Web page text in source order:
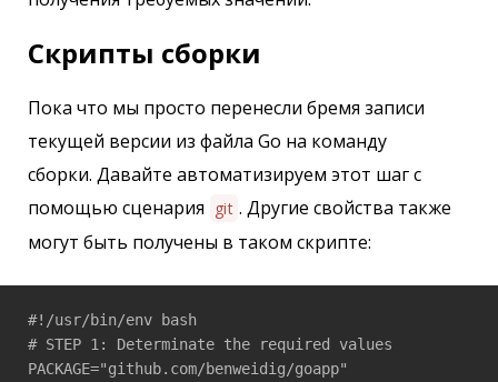
Скрипты сборки
Пока что мы просто перенесли бремя записи
текущей версии из файла Go на команду
сборки. Давайте автоматизируем этот шаг с
помощью сценария git . Другие свойства также
могут быть получены в таком скрипте:
#!/usr/bin/env bash
# STEP 1: Determinate the required values
PACKAGE="github.com/benweidig/goapp"